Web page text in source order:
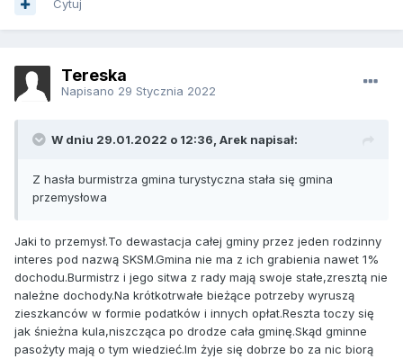
Cytuj
Tereska
Napisano 29 Stycznia 2022
W dniu 29.01.2022 o 12:36, Arek napisał:
Z hasła burmistrza gmina turystyczna stała się gmina
przemysłowa
Jaki to przemysł.To dewastacja całej gminy przez jeden rodzinny
interes pod nazwą SKSM.Gmina nie ma z ich grabienia nawet 1%
dochodu.Burmistrz i jego sitwa z rady mają swoje stałe,zresztą nie
należne dochody.Na krótkotrwałe bieżące potrzeby wyruszą
zieszkanców w formie podatków i innych opłat.Reszta toczy się
jak śnieżna kula,niszcząca po drodze cała gminę.Skąd gminne
pasożyty mają o tym wiedzieć.Im żyje się dobrze bo za nic biorą